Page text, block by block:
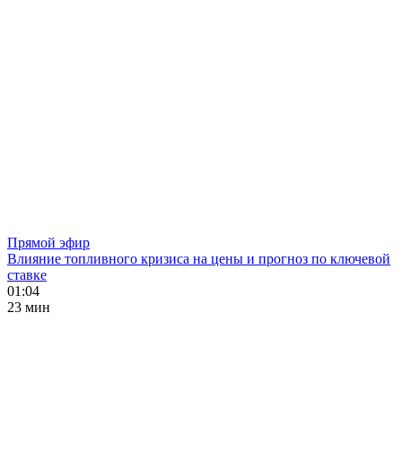
Прямой эфир
Влияние топливного кризиса на цены и прогноз по ключевой
ставке
01:04
23 мин